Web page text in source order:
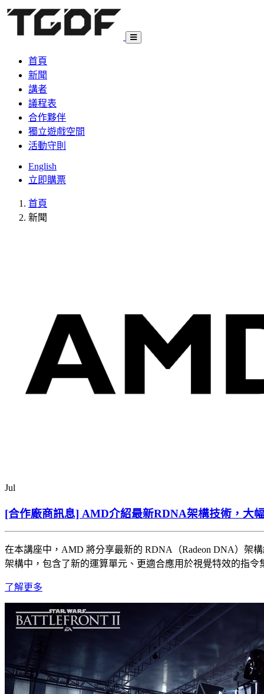
首頁
新聞
講者
議程表
合作夥伴
獨立遊戲空間
活動守則
English
立即購票
首頁
新聞
Jul
[合作廠商訊息] AMD介紹最新RDNA架構技術，大
在本講座中，AMD 將分享最新的 RDNA（Radeon DNA）架
架構中，包含了新的運算單元、更適合應用於視覺特效的指令
了解更多